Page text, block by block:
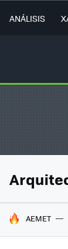
ANÁLISIS
HOY SE
AEMET